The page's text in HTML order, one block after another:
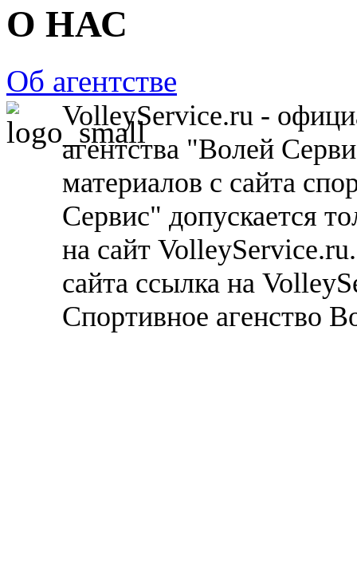
О НАС
Об агентстве
VolleyService.ru -
агентства "Волей
материалов с сайта
Сервис" допускается
на сайт
сайта ссылка на
Спортивное агенство